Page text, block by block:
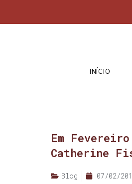
INÍCIO
Em
Catherine
Blog 07/02/